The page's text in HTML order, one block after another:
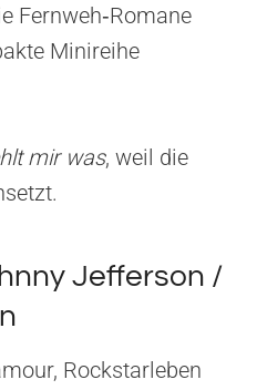
Fernweh‑Romane
Minireihe
mir was, weil die
Jefferson /
Rockstarleben